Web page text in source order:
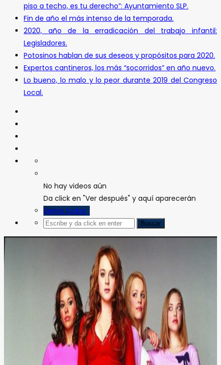
piso a techo, es tu derecho”: Ayuntamiento SLP.
Fin de año el más intenso de la temporada.
2020, año de la erradicación del trabajo infantil:
Legisladores.
Potosinos hablan de sus deseos y propósitos para 2020.
Expertos cantineros, los más “socorridos” en año nuevo.
Lo bueno, lo malo y lo peor durante 2019 del Congreso
Local.
No hay videos aún
Da click en "Ver después" y aquí aparecerán
Verlos todos